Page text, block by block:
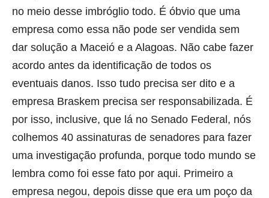
no meio desse imbróglio todo. É óbvio que uma
empresa como essa não pode ser vendida sem
dar solução a Maceió e a Alagoas. Não cabe fazer
acordo antes da identificação de todos os
eventuais danos. Isso tudo precisa ser dito e a
empresa Braskem precisa ser responsabilizada. É
por isso, inclusive, que lá no Senado Federal, nós
colhemos 40 assinaturas de senadores para fazer
uma investigação profunda, porque todo mundo se
lembra como foi esse fato por aqui. Primeiro a
empresa negou, depois disse que era um poço da